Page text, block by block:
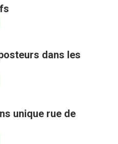
dans les
unique rue de